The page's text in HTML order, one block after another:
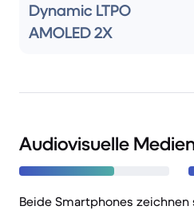
Dynamic LTPO
AMOLED 2X
Audiovisuelle
Beide Smartphones